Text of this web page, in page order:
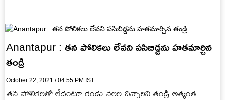
Anantapur : తన పోలికలు లేవని ప‌సిబిడ్డ‌ను హ‌త‌మార్చిన
తండ్రి
October 22, 2021 / 04:55 PM IST
తన పోలికలతో లేదంటూ రెండు నెలల చిన్నారిని తండ్రి అత్యంత